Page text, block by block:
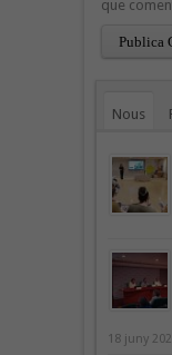
que
Nous
18 juny